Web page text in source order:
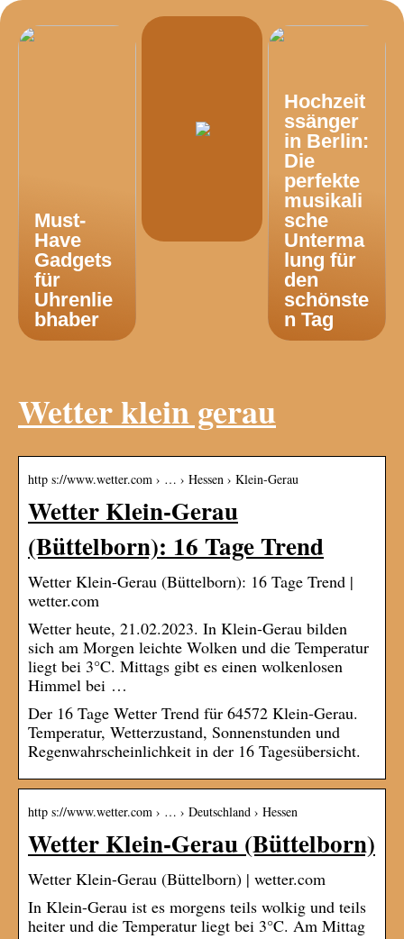
Must-
Have
Gadgets
für
Uhrenlie
bhaber
Hochzeit
ssänger
in Berlin:
Die
perfekte
musikali
sche
Unterma
lung für
den
schönste
n Tag
Wetter klein gerau
http s://www.wetter.com › … › Hessen › Klein-Gerau
Wetter Klein-Gerau
(Büttelborn): 16 Tage Trend
Wetter Klein-Gerau (Büttelborn): 16 Tage Trend |
wetter.com
Wetter heute, 21.02.2023. In Klein-Gerau bilden
sich am Morgen leichte Wolken und die Temperatur
liegt bei 3°C. Mittags gibt es einen wolkenlosen
Himmel bei …
Der 16 Tage Wetter Trend für 64572 Klein-Gerau.
Temperatur, Wetterzustand, Sonnenstunden und
Regenwahrscheinlichkeit in der 16 Tagesübersicht.
http s://www.wetter.com › … › Deutschland › Hessen
Wetter Klein-Gerau (Büttelborn)
Wetter Klein-Gerau (Büttelborn) | wetter.com
In Klein-Gerau ist es morgens teils wolkig und teils
heiter und die Temperatur liegt bei 3°C. Am Mittag